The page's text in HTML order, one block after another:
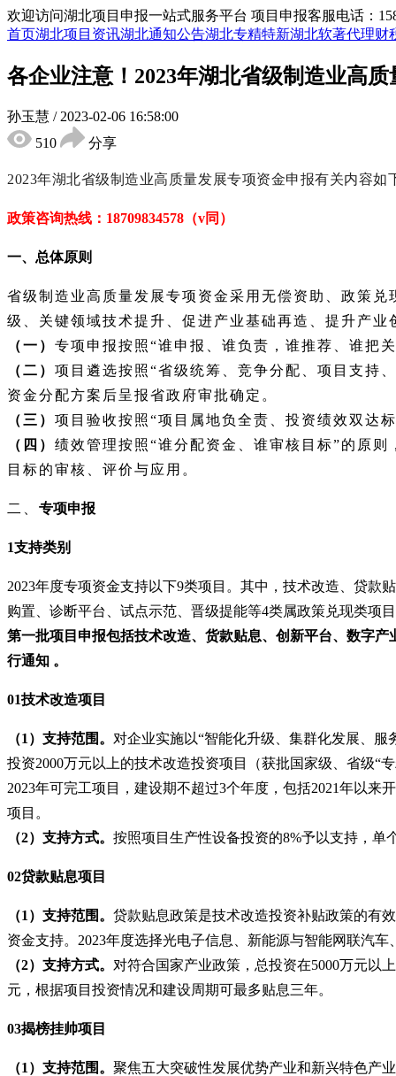
欢迎访问湖北项目申报一站式服务平台 项目申报客服电话：
首页湖北项目资讯湖北通知公告湖北专精特新湖北软著代理财
各企业注意！2023年湖北省级制造业高
孙玉慧 / 2023-02-06 16:58:00
510
分享
2023年湖北省级制造业高质量发展专项资金申报有关内容如
政策咨询热线： 18709834578（v同）
一、 总体原则
省级制造业高质量发展专项资金采用无偿资助、政策
级、关键领域技术提升、促进产业基础再造、提升产
（一） 专项申报按照“谁申报、谁负责，谁推荐、谁把
（二） 项目遴选按照“省级统筹、竞争分配、项目支持
资金分配方案后呈报省政府审批确定。
（三） 项目验收按照“项目属地负全责、投资绩效双达
（四） 绩效管理按照“谁分配资金、谁审核目标”的原
目标的审核、评价与应用。
二、 专项申报
1支持类别
2023年度专项资金支持以下9类项目。其中，技术改造、贷
购置、诊断平台、试点示范、晋级提能等4类属政策兑现类项
第一批项目申报包括技术改造、货款贴息、创新平台、数字
行通知 。
01技术改造项目
（1）支持范围。 对企业实施以“智能化升级、集群化发展、服
投资2000万元以上的技术改造投资项目（获批国家级、省级“
2023年可完工项目，建设期不超过3个年度，包括2021年以
项目。
（2）支持方式。 按照项目生产性设备投资的8%予以支持，单
02贷款贴息项目
（1）支持范围。 贷款贴息政策是技术改造投资补贴政策的有
资金支持。 2023年度选择光电子信息、新能源与智能网联汽
（2）支持方式。 对符合国家产业政策，总投资在5000万元以
元，根据项目投资情况和建设周期可最多贴息三年。
03揭榜挂帅项目
（1）支持范围。 聚焦五大突破性发展优势产业和新兴特色产